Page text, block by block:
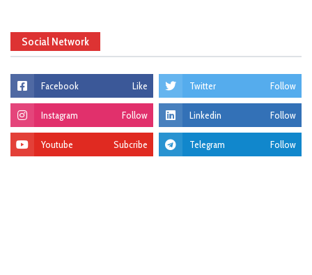
Social Network
Facebook Like Twitter Follow
Instagram Follow Linkedin Follow
Youtube Subcribe Telegram Follow